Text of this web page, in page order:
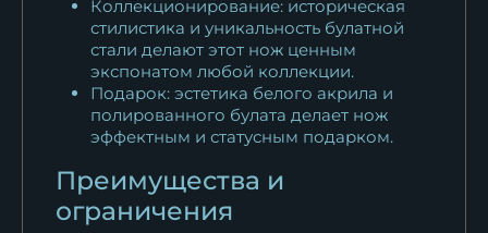
Ножи (Набор) Финка НКВД
складная +...
72 761₽
Нож Финка НКВД складная
сталь х12мф...
15 818₽
Коллекционирование: историческая
стилистика и уникальность булатной
стали делают этот нож ценным
экспонатом любой коллекции.
Подарок: эстетика белого акрила и
полированного булата делает нож
эффектным и статусным подарком.
Преимущества и
ограничения